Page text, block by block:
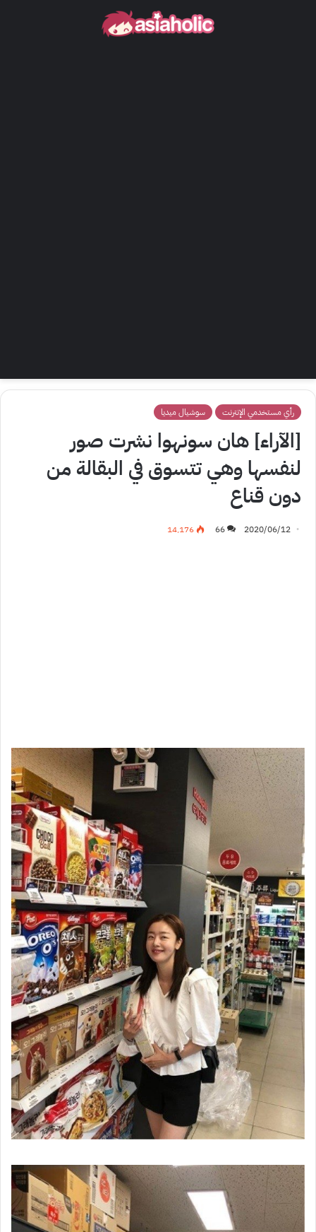
رأي مستخدمي الإنترنت سوشيال ميديا
[الآراء] هان سونهوا نشرت صور
لنفسها وهي تتسوق في البقالة من
دون قناع
2020/06/12
66 14٬176